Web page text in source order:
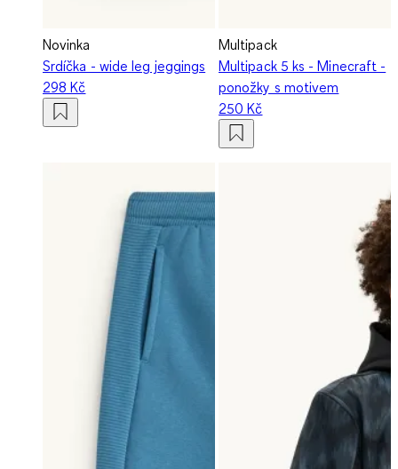
Novinka
Srdíčka - wide leg jeggings
298 Kč
Multipack
Multipack 5 ks - Minecraft -
ponožky s motivem
250 Kč